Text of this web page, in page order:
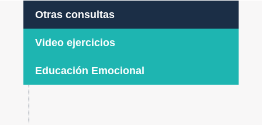
Otras consultas
Video ejercicios
Educación Emocional